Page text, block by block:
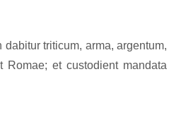
triticum, arma, argentum,
Romae; et custodient mandata